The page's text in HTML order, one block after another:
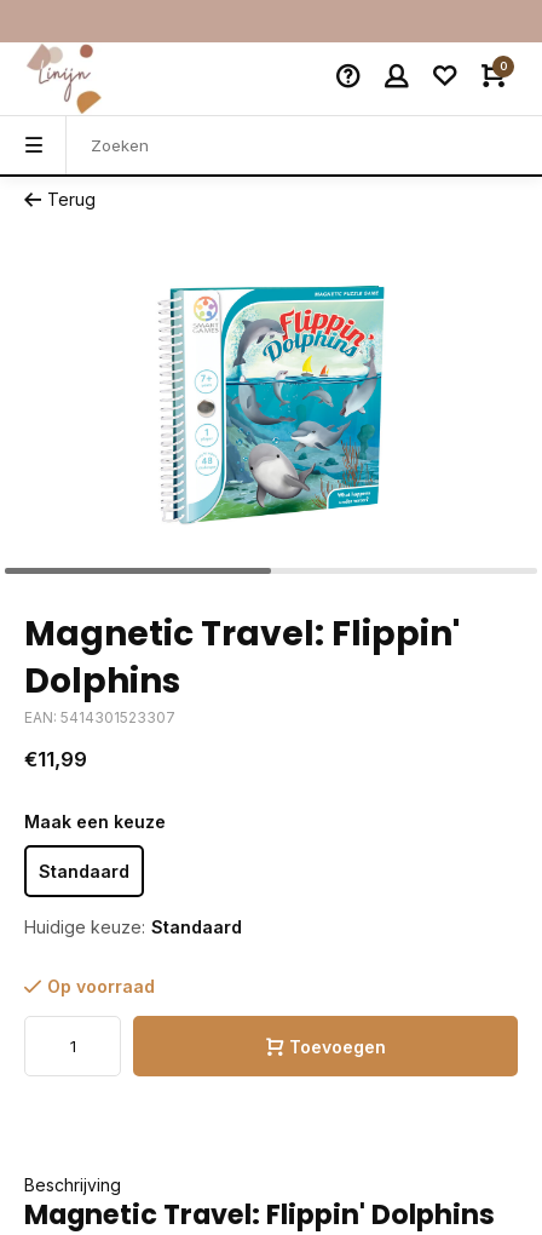
0
Terug
Magnetic Travel: Flippin'
Dolphins
EAN: 5414301523307
€11,99
Maak een keuze
Standaard
Huidige keuze: Standaard
Op voorraad
Toevoegen
Beschrijving
Magnetic Travel: Flippin' Dolphins